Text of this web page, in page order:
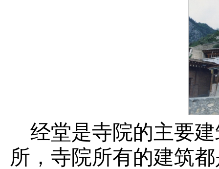
经堂是寺院的主要
所，寺院所有的建筑